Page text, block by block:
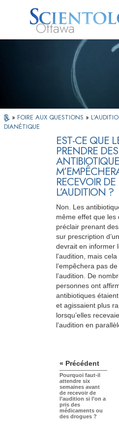
Ottawa
Qu’est-ce que la
Scientologie ?
» FOIRE AUX QUESTIONS »
DIANÉTIQUE
EST-CE QUE
PRENDRE DES
RECEVOIR DE
L’AUDITION ?
Non. Les
même effet que les
préclair prenant
sur prescription
devrait en informer
l’audition, mais cela
l’empêchera pas
l’audition. De
personnes ont
antibiotiques
et agissaient plus
lorsqu’elles
l’audition en
« Précédent
Pourquoi faut-il
attendre six
semaines avant
de recevoir de
l’audition si l’on a
pris des
médicaments ou
des drogues ?